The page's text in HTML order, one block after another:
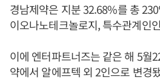
경남제약은 지분 32.68%를 총
이오나노테크놀로지, 특수관계인
이에 엔터파트너즈는 같은 해 5월
약에서 알에프텍 외 2인으로 변경